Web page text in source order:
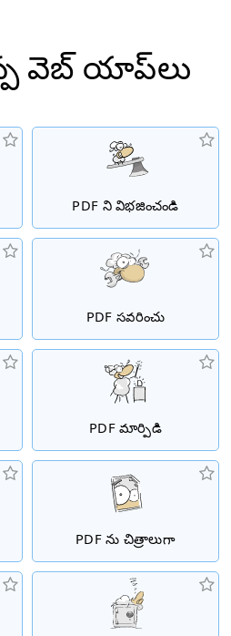
వెబ్ యాప్‌లు
PDF ని విభజించండి
PDF సవరించు
PDF మార్పిడి
PDF ను చిత్రాలుగా